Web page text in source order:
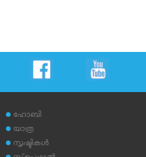
ഹോബി
യാത്ര
സൃഷ്ടികള്‍